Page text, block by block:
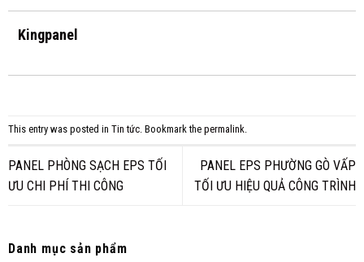
Kingpanel
This entry was posted in Tin tức. Bookmark the permalink.
PANEL PHÒNG SẠCH EPS TỐI
ƯU CHI PHÍ THI CÔNG
PANEL EPS PHƯỜNG GÒ VẤP
TỐI ƯU HIỆU QUẢ CÔNG TRÌNH
Danh mục sản phẩm